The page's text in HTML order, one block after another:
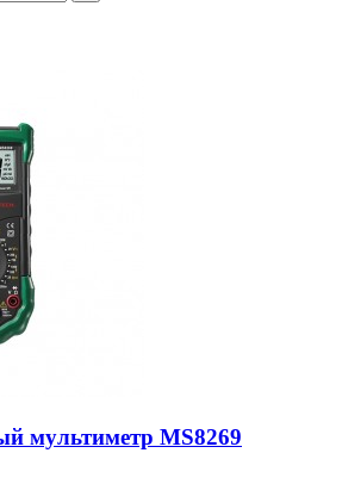
мультиметр MS8269